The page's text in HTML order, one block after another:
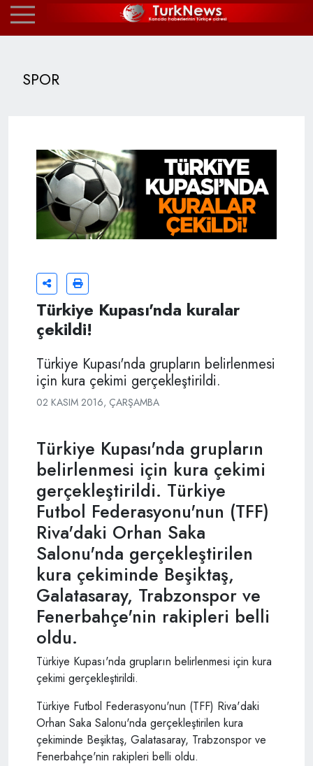
SPOR
Türkiye Kupası'nda kuralar
çekildi!
Türkiye Kupası'nda grupların belirlenmesi
için kura çekimi gerçekleştirildi.
02 KASIM 2016, ÇARŞAMBA
Türkiye Kupası'nda grupların
belirlenmesi için kura çekimi
gerçekleştirildi. Türkiye
Futbol Federasyonu'nun (TFF)
Riva'daki Orhan Saka
Salonu'nda gerçekleştirilen
kura çekiminde Beşiktaş,
Galatasaray, Trabzonspor ve
Fenerbahçe'nin rakipleri belli
oldu.
Türkiye Kupası'nda grupların belirlenmesi için kura
çekimi gerçekleştirildi.
Türkiye Futbol Federasyonu'nun (TFF) Riva'daki
Orhan Saka Salonu'nda gerçekleştirilen kura
çekiminde Beşiktaş, Galatasaray, Trabzonspor ve
Fenerbahçe'nin rakipleri belli oldu.